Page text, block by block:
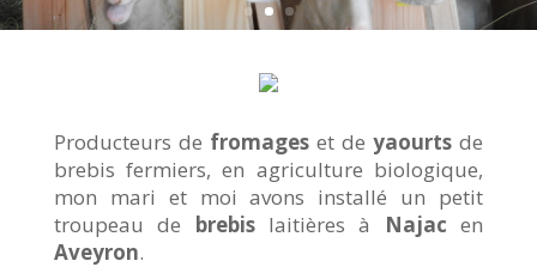
Producteurs de fromageset deyaourts de
brebis fermiers, en agriculture biologique,
mon mari et moi avons installé un petit
troupeau de brebislaitières à Najac en
Aveyron.